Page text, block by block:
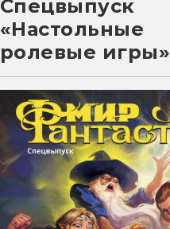
Спецвыпуск
«Настольные
ролевые игры»